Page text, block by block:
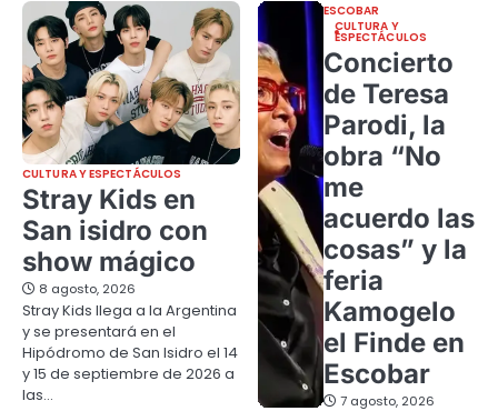
CULTURA Y ESPECTÁCULOS
Stray Kids en
San isidro con
show mágico
8 agosto, 2026
Stray Kids llega a la Argentina
y se presentará en el
Hipódromo de San Isidro el 14
y 15 de septiembre de 2026 a
las…
ESCOBAR
CULTURA Y
ESPECTÁCULOS
Concierto
de Teresa
Parodi, la
obra “No
me
acuerdo las
cosas” y la
feria
Kamogelo
el Finde en
Escobar
7 agosto, 2026